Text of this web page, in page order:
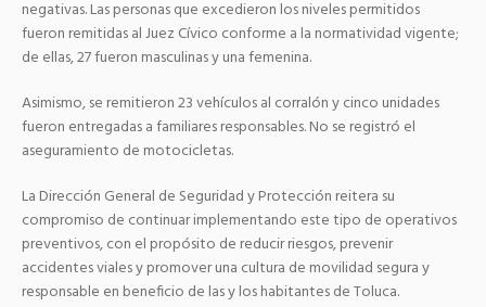
negativas. Las personas que excedieron los niveles permitidos
fueron remitidas al Juez Cívico conforme a la normatividad vigente;
de ellas, 27 fueron masculinas y una femenina.
Asimismo, se remitieron 23 vehículos al corralón y cinco unidades
fueron entregadas a familiares responsables. No se registró el
aseguramiento de motocicletas.
La Dirección General de Seguridad y Protección reitera su
compromiso de continuar implementando este tipo de operativos
preventivos, con el propósito de reducir riesgos, prevenir
accidentes viales y promover una cultura de movilidad segura y
responsable en beneficio de las y los habitantes de Toluca.